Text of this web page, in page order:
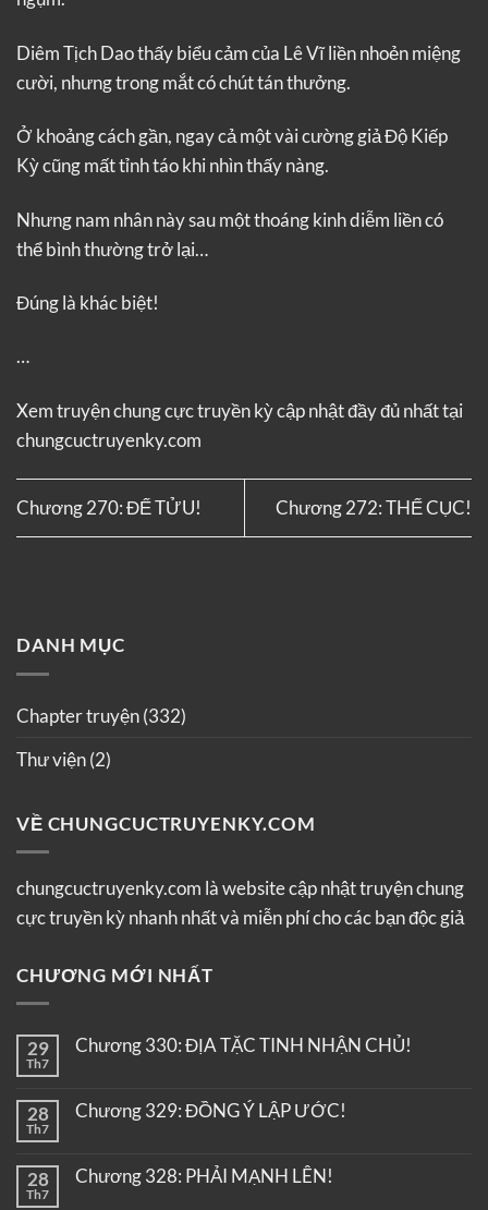
Diêm Tịch Dao thấy biểu cảm của Lê Vĩ liền nhoẻn miệng
cười, nhưng trong mắt có chút tán thưởng.
Ở khoảng cách gần, ngay cả một vài cường giả Độ Kiếp
Kỳ cũng mất tỉnh táo khi nhìn thấy nàng.
Nhưng nam nhân này sau một thoáng kinh diễm liền có
thể bình thường trở lại…
Đúng là khác biệt!
…
Xem truyệnchung cực truyền kỳcập nhật đầy đủ nhất tại
chungcuctruyenky.com
Chương 270: ĐẾ TỬU! Chương 272: THẾ CỤC!
DANH MỤC
Chapter truyện(332)
Thư viện(2)
VỀ CHUNGCUCTRUYENKY.COM
chungcuctruyenky.com là website cập nhật truyện chung
cực truyền kỳ nhanh nhất và miễn phí cho các bạn độc giả
CHƯƠNG MỚI NHẤT
29
Th7
Chương 330: ĐỊA TẶC TINH NHẬN CHỦ!
28
Th7
Chương 329: ĐỒNG Ý LẬP ƯỚC!
28
Th7
Chương 328: PHẢI MẠNH LÊN!